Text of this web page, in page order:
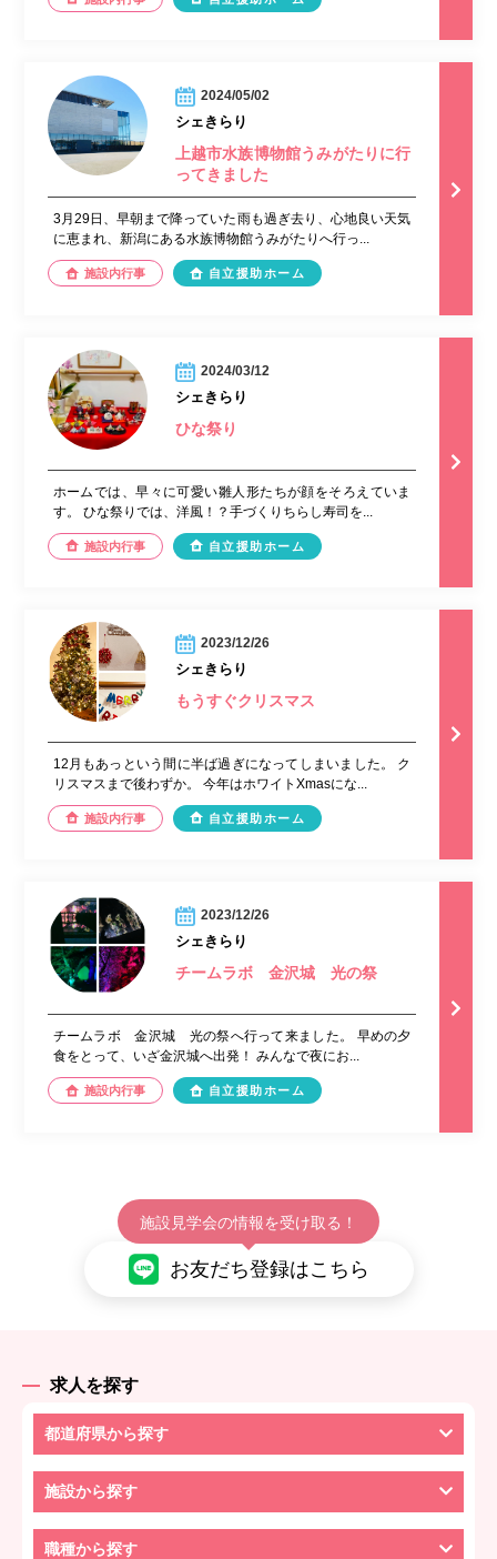
2024/05/02
シェきらり
上越市水族博物館うみがたりに行
ってきました
3月29日、早朝まで降っていた雨も過ぎ去り、心地良い天気
に恵まれ、新潟にある水族博物館うみがたりへ行っ...
施設内行事 自立援助ホーム
2024/03/12
シェきらり
ひな祭り
ホームでは、早々に可愛い雛人形たちが顔をそろえていま
す。 ひな祭りでは、洋風！？手づくりちらし寿司を...
施設内行事 自立援助ホーム
2023/12/26
シェきらり
もうすぐクリスマス
12月もあっという間に半ば過ぎになってしまいました。 ク
リスマスまで後わずか。 今年はホワイトXmasにな...
施設内行事 自立援助ホーム
2023/12/26
シェきらり
チームラボ 金沢城 光の祭
チームラボ 金沢城 光の祭へ行って来ました。 早めの夕
食をとって、いざ金沢城へ出発！ みんなで夜にお...
施設内行事 自立援助ホーム
施設見学会の情報を受け取る！
お友だち登録はこちら
求人を探す
都道府県から探す
施設から探す
職種から探す